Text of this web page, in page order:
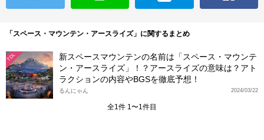
「スペース・マウンテン・アースライズ」に関するまとめ
TDL
新スペースマウンテンの名前は「スペース・マウンテ
ン・アースライズ」！？アースライズの意味は？アト
ラクションの内容やBGSを徹底予想！
2024/03/22
るんにゃん
全1件 1〜1件目